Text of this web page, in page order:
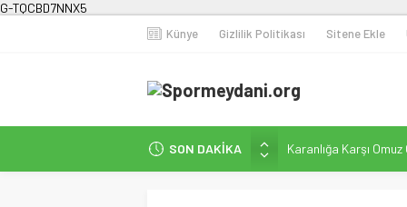
G-TQCBD7NNX5
Künye Gizlilik Politikası Sitene Ekle
SON DAKİKA
Karanlığa Karşı